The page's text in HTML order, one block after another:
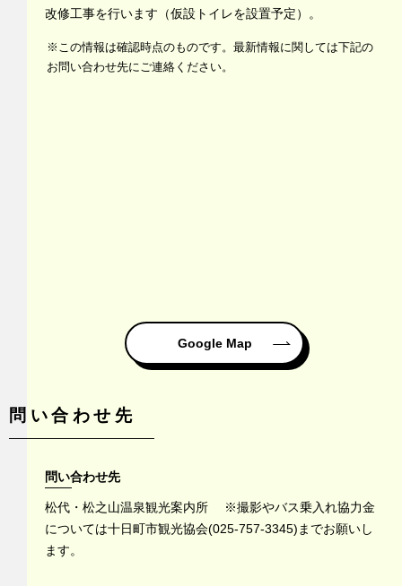
改修工事を行います（仮設トイレを設置予定）。
※この情報は確認時点のものです。最新情報に関しては下記の
お問い合わせ先にご連絡ください。
Google Map
問い合わせ先
問い合わせ先
松代・松之山温泉観光案内所 ※撮影やバス乗入れ協力金
については十日町市観光協会(025-757-3345)までお願いし
ます。